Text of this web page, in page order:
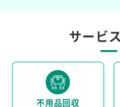
サービ
不用品回収